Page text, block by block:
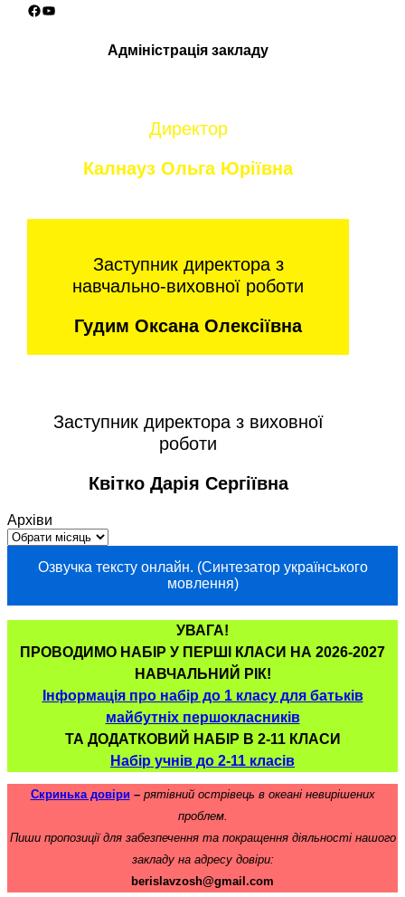
Facebook
YouTube
Адміністрація закладу
Директор
Калнауз Ольга Юріївна
Заступник директора з
навчально-виховної роботи
Гудим Оксана Олексіївна
Заступник директора з виховної
роботи
Квітко Дарія Сергіївна
Архіви
Озвучка тексту онлайн. (Синтезатор українського
мовлення)
УВАГА!
ПРОВОДИМО НАБІР У ПЕРШІ КЛАСИ НА 2026-2027
НАВЧАЛЬНИЙ РІК!
Інформація про набір до 1 класу для батьків
майбутніх першокласників
ТА ДОДАТКОВИЙ НАБІР В 2-11 КЛАСИ
Набір учнів до 2-11 класів
Скринька довіри– рятівний острівець в океані невирішених
проблем.
Пиши пропозиції для забезпечення та покращення діяльності нашого
закладу на адресу довіри:
berislavzosh@gmail.com